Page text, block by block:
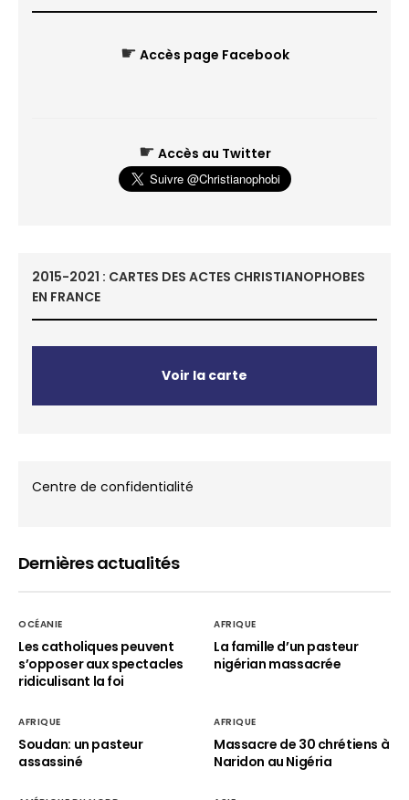
☛ Accès page Facebook
☛ Accès au Twitter
2015-2021 : CARTES DES ACTES CHRISTIANOPHOBES
EN FRANCE
Voir la carte
Centre de confidentialité
Dernières actualités
OCÉANIE
Les catholiques peuvent
s’opposer aux spectacles
ridiculisant la foi
AFRIQUE
La famille d’un pasteur
nigérian massacrée
AFRIQUE
Soudan: un pasteur
assassiné
AFRIQUE
Massacre de 30 chrétiens à
Naridon au Nigéria